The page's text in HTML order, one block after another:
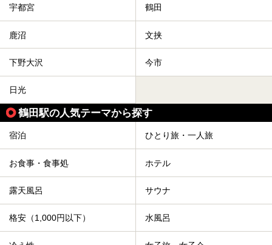
塩原温泉で、いつもの温泉旅行とは一味違う旅行体験をして
みませんか。
宇都宮 鶴田
鹿沼 文挟
下野大沢 今市
日光
鶴田駅の人気テーマから探す
宿泊 ひとり旅・一人旅
お食事・食事処 ホテル
露天風呂 サウナ
格安（1,000円以下） 水風呂